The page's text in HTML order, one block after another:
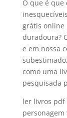
O que é que
grátis online
duradoura?
e em nossa
como uma
pesquisada
ler livros pdf